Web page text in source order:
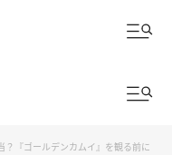
？『ゴールデンカムイ』を観る前に